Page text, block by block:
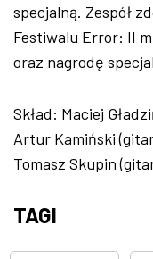
specjalną. Zespół
Festiwalu Error: II
oraz nagrodę
Skład: Maciej
Artur Kamiński
Tomasz Skupin
TAGI